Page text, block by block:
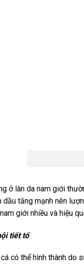
ở làn da nam giới
dầu tăng mạnh nên
giới nhiều và hiệu
tiết tố
có thể hình thành do